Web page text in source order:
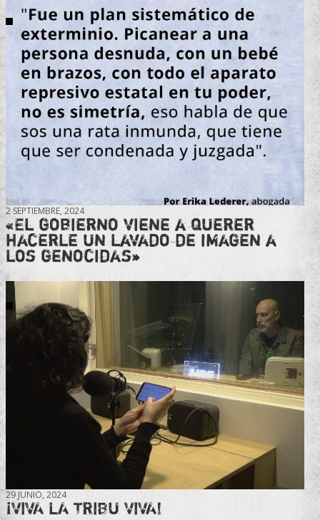
2 SEPTIEMBRE, 2024
«El gobierno viene a querer
hacerle un lavado de imagen a
los genocidas»
29 JUNIO, 2024
¡VIVA LA TRIBU VIVA!